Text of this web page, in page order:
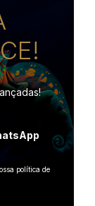
política de